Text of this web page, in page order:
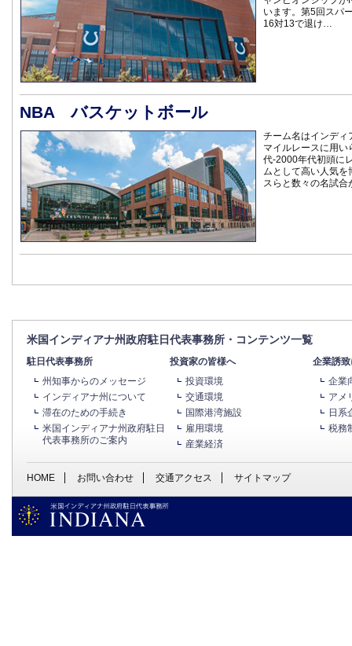
います。第5回スパ
16対13で退け…
NBA バスケットボール
チーム名はインディ
マイルレースに用
代-2000年代初頭に
ムとして高い人気を
スらと数々の名試
米国インディアナ州政府駐日代表事務所・コンテンツ一覧
駐日代表事務所
州知事からのメッセージ
インディアナ州について
滞在のための手続き
米国インディアナ州政府駐日
代表事務所のご案内
投資家の皆様へ
投資環境
交通環境
国際港湾施設
雇用環境
産業経済
企業誘
企業
アメ
日系
税務
HOME お問い合わせ 交通アクセス サイトマップ